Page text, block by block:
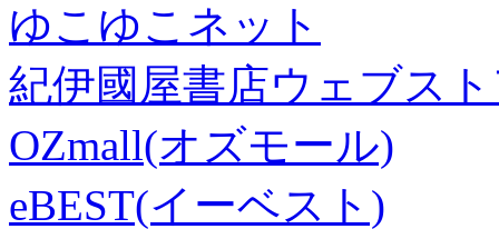
ゆこゆこネット
紀伊國屋書店ウェブス
OZmall(オズモール)
eBEST(イーベスト)